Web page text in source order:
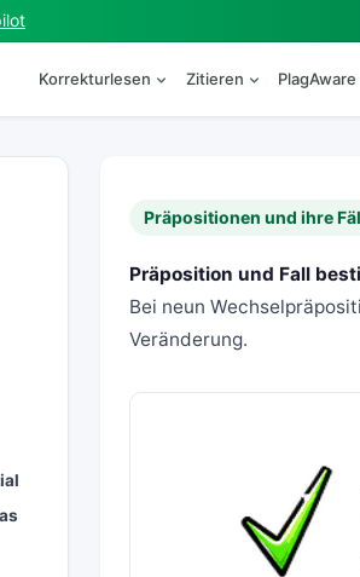
Korrekturlesen Zitieren PlagAware
Präpositionen und ihre
Präposition und Fall
Bei neun
Veränderung.